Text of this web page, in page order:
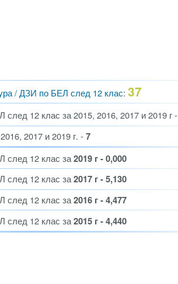
/ ДЗИ по БЕЛ след 12 клас: 37
12 клас за 2015, 2016, 2017 и 2019 г -
2017 и 2019 г. -7
след 12 клас за2019 г - 0,000
след 12 клас за2017 г - 5,130
след 12 клас за2016 г - 4,477
след 12 клас за2015 г - 4,440